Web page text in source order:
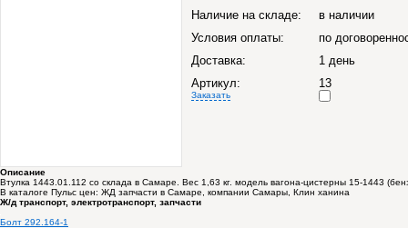
Наличие на складе:
в наличии
Условия оплаты:
по
Доставка:
1 день
Артикул:
13
Заказать
Описание
Втулка 1443.01.112 со склада в Самаре. Вес 1,63 кг. модель вагона-цистерны 15-1443
В каталоге Пульс цен: ЖД запчасти в Самаре, компании Самары, Клин ханина
Ж/д транспорт, электротранспорт, запчасти
Болт 292.164-1